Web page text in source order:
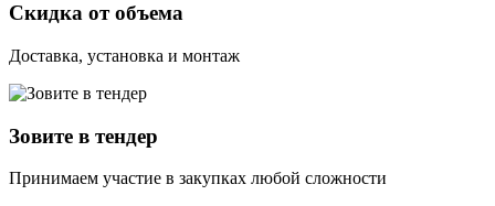
Скидка от объема
Доставка, установка и монтаж
Зовите в тендер
Принимаем участие в закупках любой сложности